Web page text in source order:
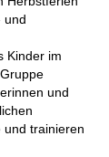
und
Kinder im
und
und trainieren